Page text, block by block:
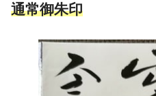
通常御朱印